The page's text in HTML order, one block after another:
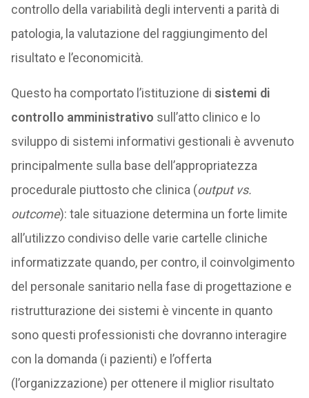
controllo della variabilità degli interventi a parità di
patologia, la valutazione del raggiungimento del
risultato e l’economicità.
Questo ha comportato l’istituzione di sistemi di
controllo amministrativo sull’atto clinico e lo
sviluppo di sistemi informativi gestionali è avvenuto
principalmente sulla base dell’appropriatezza
procedurale piuttosto che clinica (output vs.
outcome): tale situazione determina un forte limite
all’utilizzo condiviso delle varie cartelle cliniche
informatizzate quando, per contro, il coinvolgimento
del personale sanitario nella fase di progettazione e
ristrutturazione dei sistemi è vincente in quanto
sono questi professionisti che dovranno interagire
con la domanda (i pazienti) e l’offerta
(l’organizzazione) per ottenere il miglior risultato